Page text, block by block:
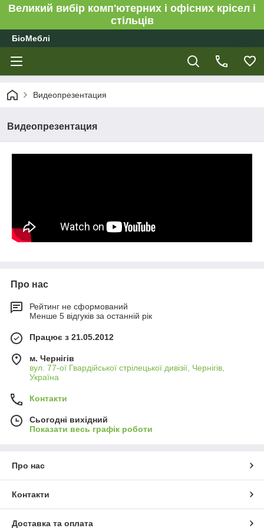
Великий вибір комп'ютерних і офісних крісел і
стільців
БіоМеблі
Видеопрезентация
Видеопрезентация
Про нас
Рейтинг не сформований
Менше 5 відгуків за останній рік
Працює з 21.05.2012
м. Чернігів
вул. 77-ої Гвардійської стрілецької дивізії, Чернігів,
Україна
Контакти
Сьогодні вихідний
Показати весь графік роботи
Про нас
Контакти
Доставка та оплата